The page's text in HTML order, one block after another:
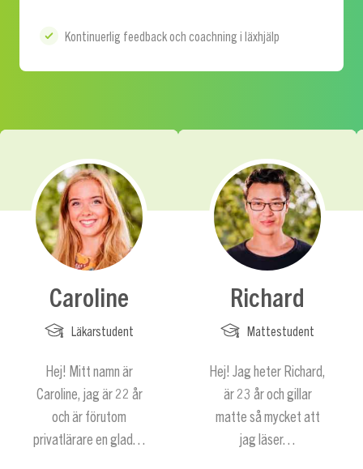
Kontinuerlig feedback och coachning i läxhjälp
Caroline
Läkarstudent
Hej! Mitt namn är
Caroline, jag är 22 år
och är förutom
privatlärare en glad…
Richard
Mattestudent
Hej! Jag heter Richard,
är 23 år och gillar
matte så mycket att
jag läser…